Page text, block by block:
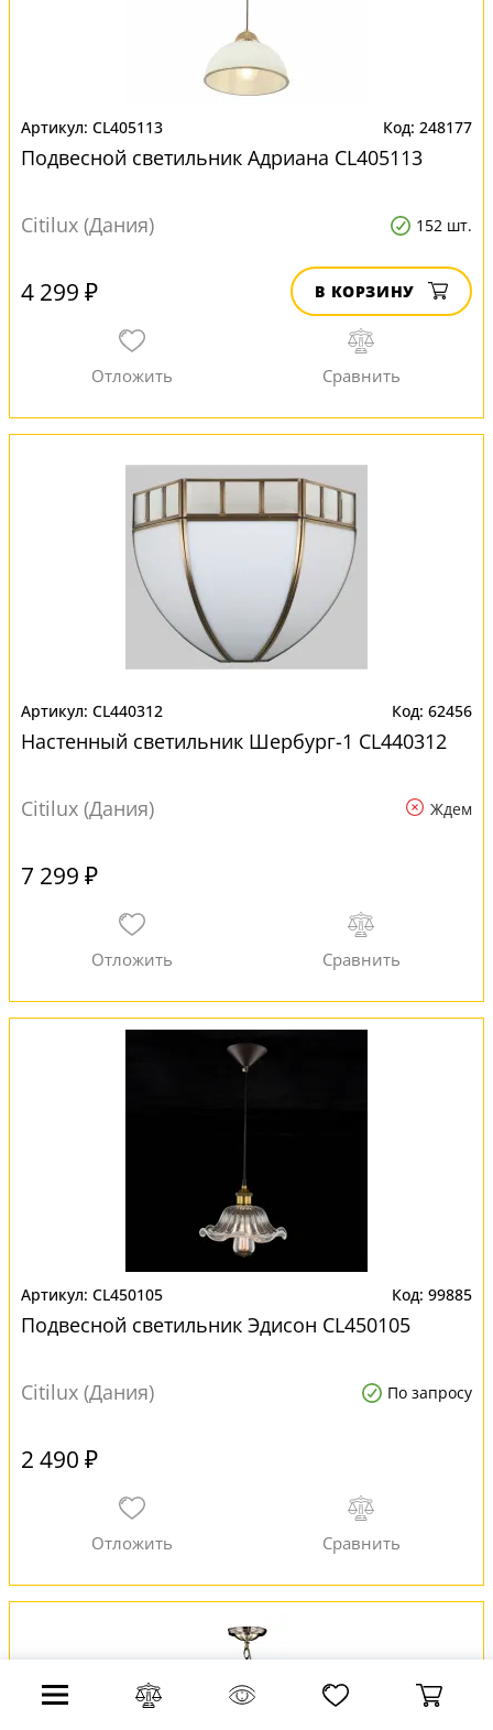
CL405113 248177
Подвесной светильник Адриана CL405113
Citilux (Дания) 152 шт.
4 299 ₽ В КОРЗИНУ
CL440312 62456
Настенный светильник Шербург-1 CL440312
Citilux (Дания) Ждем
7 299 ₽
CL450105 99885
Подвесной светильник Эдисон CL450105
Citilux (Дания) По запросу
2 490 ₽